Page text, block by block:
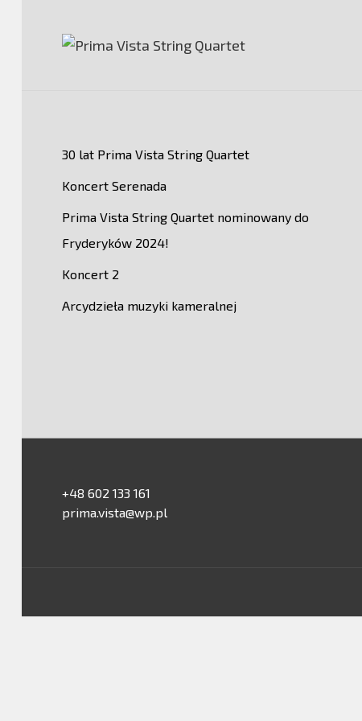
30 lat Prima Vista String Quartet
Koncert Serenada
Prima Vista String Quartet nominowany do
Fryderyków 2024!
Koncert 2
Arcydzieła muzyki kameralnej
+48 602 133 161
prima.vista@wp.pl